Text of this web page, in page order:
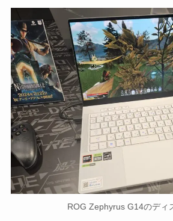
ROG Zephyrus G14のディ